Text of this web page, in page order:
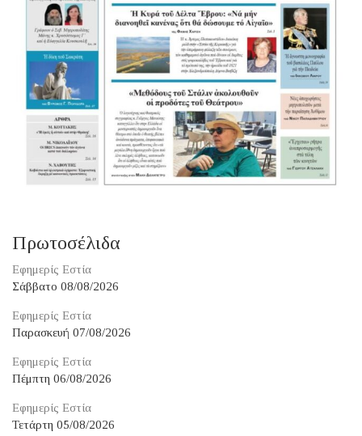
Πρωτοσέλιδα
Εφημερίς Εστία
Σάββατο 08/08/2026
Εφημερίς Εστία
Παρασκευή 07/08/2026
Εφημερίς Εστία
Πέμπτη 06/08/2026
Εφημερίς Εστία
Τετάρτη 05/08/2026